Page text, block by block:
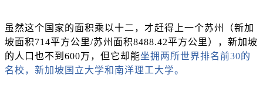
虽然这个国家的面积乘以十二，才赶得上一个苏州（新加
坡面积714平方公里/苏州面积8488.42平方公里），新加坡
的人口也不到600万，但它却能坐拥两所世界排名前30的
名校，新加坡国立大学和南洋理工大学。